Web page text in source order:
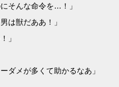
そんな命令を…！」
は獣だああ！」
」
ダメが多くて助かるなあ」